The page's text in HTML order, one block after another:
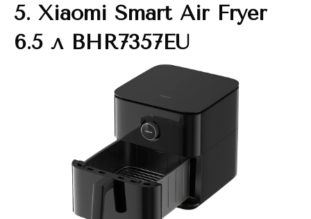
5. Xiaomi Smart Air Fryer
6.5 л BHR7357EU